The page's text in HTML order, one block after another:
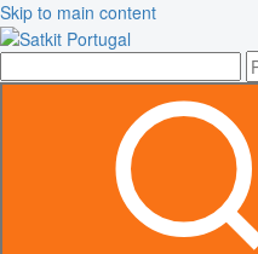
Skip to main content